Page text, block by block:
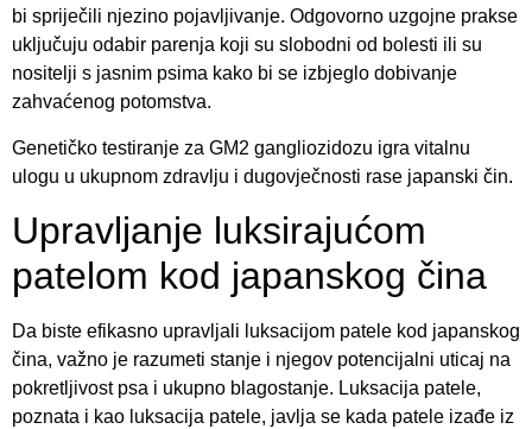
bi spriječili njezino pojavljivanje. Odgovorno uzgojne prakse
uključuju odabir parenja koji su slobodni od bolesti ili su
nositelji s jasnim psima kako bi se izbjeglo dobivanje
zahvaćenog potomstva.
Genetičko testiranje za GM2 gangliozidozu igra vitalnu
ulogu u ukupnom zdravlju i dugovječnosti rase japanski čin.
Upravljanje luksirajućom
patelom kod japanskog čina
Da biste efikasno upravljali luksacijom patele kod japanskog
čina, važno je razumeti stanje i njegov potencijalni uticaj na
pokretljivost psa i ukupno blagostanje. Luksacija patele,
poznata i kao luksacija patele, javlja se kada patele izađe iz